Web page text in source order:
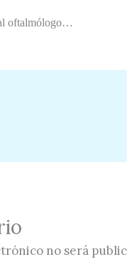
oftalmólogo…
no será